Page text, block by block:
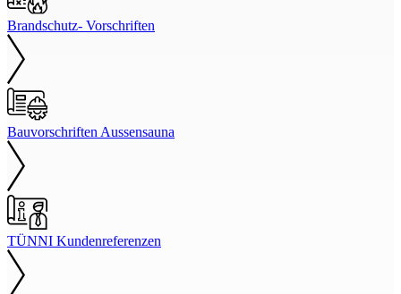
Brandschutz- Vorschriften
Bauvorschriften Aussensauna
TÜNNI Kundenreferenzen